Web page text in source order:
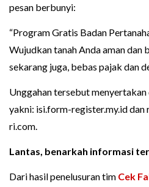
pesan berbunyi:
“Program Gratis Badan
Wujudkan tanah Anda aman
sekarang juga, bebas pajak dan
Unggahan tersebut
yakni: isi.form-register.my.id
ri.com.
Lantas, benarkah informasi
Dari hasil penelusuran tim Cek